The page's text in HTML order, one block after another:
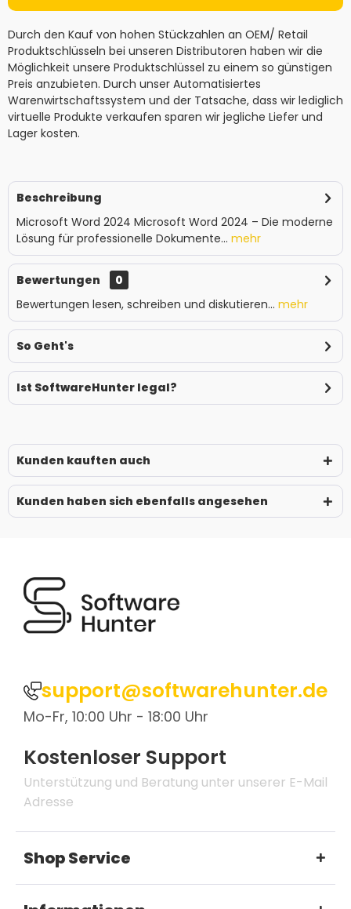
Durch den Kauf von hohen Stückzahlen an OEM/ Retail
Produktschlüsseln bei unseren Distributoren haben wir die
Möglichkeit unsere Produktschlüssel zu einem so günstigen
Preis anzubieten. Durch unser Automatisiertes
Warenwirtschaftssystem und der Tatsache, dass wir lediglich
virtuelle Produkte verkaufen sparen wir jegliche Liefer und
Lager kosten.
Beschreibung
Microsoft Word 2024 Microsoft Word 2024 – Die moderne
Lösung für professionelle Dokumente... mehr
Bewertungen
0
Bewertungen lesen, schreiben und diskutieren... mehr
So Geht's
Ist SoftwareHunter legal?
Kunden kauften auch
Kunden haben sich ebenfalls angesehen
support@softwarehunter.de
Mo-Fr, 10:00 Uhr - 18:00 Uhr
Kostenloser Support
Unterstützung und Beratung unter unserer E-Mail
Adresse
Shop Service